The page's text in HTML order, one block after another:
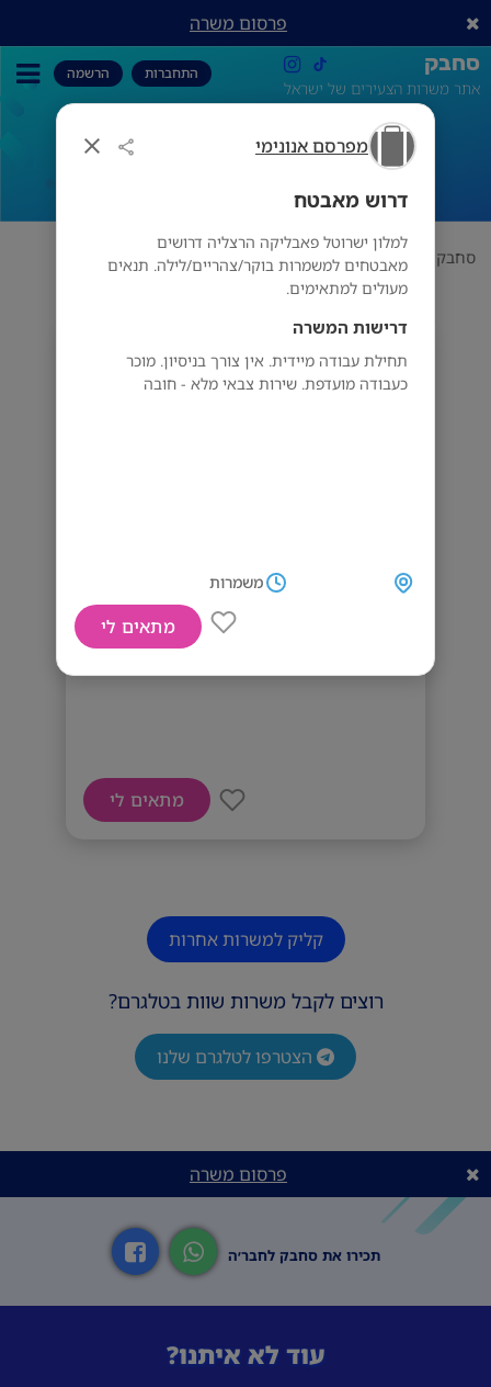
מפרסם אנונימי
דרוש מאבטח
למלון ישרוטל פאבליקה הרצליה דרושים
מאבטחים למשמרות בוקר/צהריים/לילה. תנאים
מעולים למתאימים.
דרישות המשרה
תחילת עבודה מיידית. אין צורך בניסיון. מוכר
כעבודה מועדפת. שירות צבאי מלא - חובה
משמרות
מתאים לי
פרסום משרה
סחבק
אתר משרות הצעירים של ישראל
התחברות הרשמה
דרוש מאבטח
סחבק תחום מפרסם אנונימי דרוש מאבטח
מפרסם אנונימי
מתאים לי
קליק למשרות אחרות
רוצים לקבל משרות שוות בטלגרם?
הצטרפו לטלגרם שלנו
פרסום משרה
תכירו את סחבק לחבר׳ה
עוד לא איתנו?